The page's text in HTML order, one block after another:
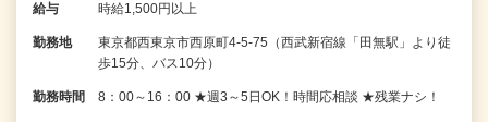
給与 時給1,500円以上
勤務地
東京都西東京市西原町4‐5‐75（西武新宿線「田無駅」より徒
歩15分、バス10分）
勤務時間 8：00～16：00 ★週3～5日OK！時間応相談 ★残業ナシ！